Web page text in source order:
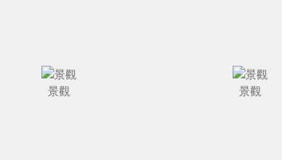
景觀 景觀